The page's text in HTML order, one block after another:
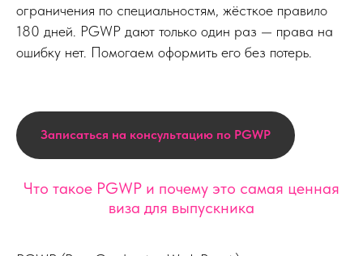
ограничения по специальностям, жёсткое правило
180 дней. PGWP дают только один раз — права на
ошибку нет. Помогаем оформить его без потерь.
Записаться на консультацию по PGWP
Что такое PGWP и почему это самая ценная
виза для выпускника